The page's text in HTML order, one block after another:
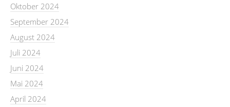
Oktober 2024
September 2024
August 2024
Juli 2024
Juni 2024
Mai 2024
April 2024